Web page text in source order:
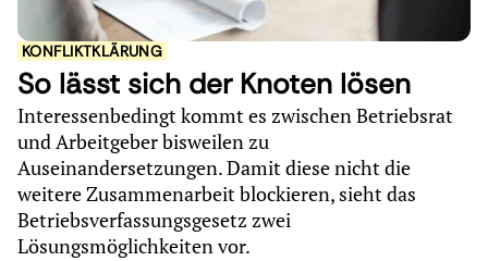
KONFLIKTKLÄRUNG
So lässt sich der Knoten lösen
Interessenbedingt kommt es zwischen Betriebsrat
und Arbeitgeber bisweilen zu
Auseinandersetzungen. Damit diese nicht die
weitere Zusammenarbeit blockieren, sieht das
Betriebsverfassungsgesetz zwei
Lösungsmöglichkeiten vor.